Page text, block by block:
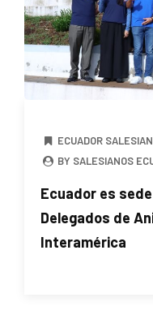
ECUADOR
BY SALESIANOS
Ecuador es
Delegados de
Interamérica